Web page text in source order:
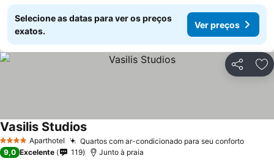
Selecione as datas para ver os preços
exatos.
Ver preços
Partilhar
4 EstrelasAparthotel Quartos com ar-condicionado para seu confortoVer
Vasilis StudiosVer preços
9,0 Excelente 119 Junto à praia